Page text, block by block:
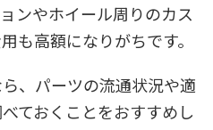
ンやホイール周りのカス
も高額になりがちです。
、パーツの流通状況や適
ておくことをおすすめし